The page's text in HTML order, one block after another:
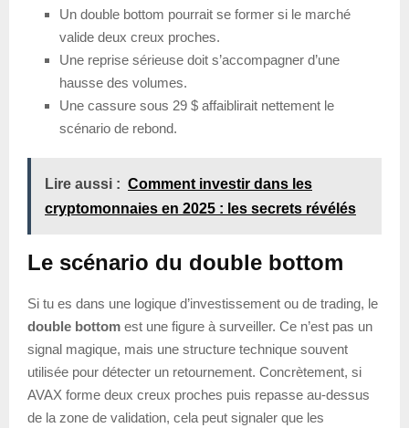
Un double bottom pourrait se former si le marché
valide deux creux proches.
Une reprise sérieuse doit s’accompagner d’une
hausse des volumes.
Une cassure sous 29 $ affaiblirait nettement le
scénario de rebond.
Lire aussi : Comment investir dans les
cryptomonnaies en 2025 : les secrets révélés
Le scénario du double bottom
Si tu es dans une logique d’investissement ou de trading, le
double bottom est une figure à surveiller. Ce n’est pas un
signal magique, mais une structure technique souvent
utilisée pour détecter un retournement. Concrètement, si
AVAX forme deux creux proches puis repasse au-dessus
de la zone de validation, cela peut signaler que les